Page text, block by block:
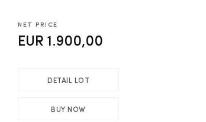
NET PRICE
EUR 1.900,00
DETAIL LOT
BUY NOW